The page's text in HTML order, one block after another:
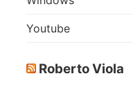
Youtube
Roberto Viola